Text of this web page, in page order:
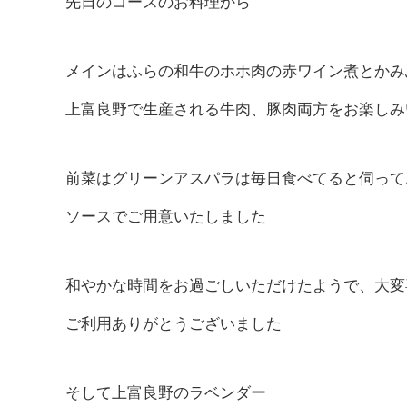
メインはふらの和牛のホホ肉の赤ワイン煮とか
上富良野で生産される牛肉、豚肉両方をお楽し
前菜はグリーンアスパラは毎日食べてると伺っ
ソースでご用意いたしました
和やかな時間をお過ごしいただけたようで、大
ご利用ありがとうございました
そして上富良野のラベンダー